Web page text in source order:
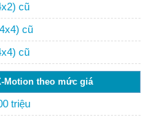
cũ
cũ
cũ
Motion theo mức giá
triệu